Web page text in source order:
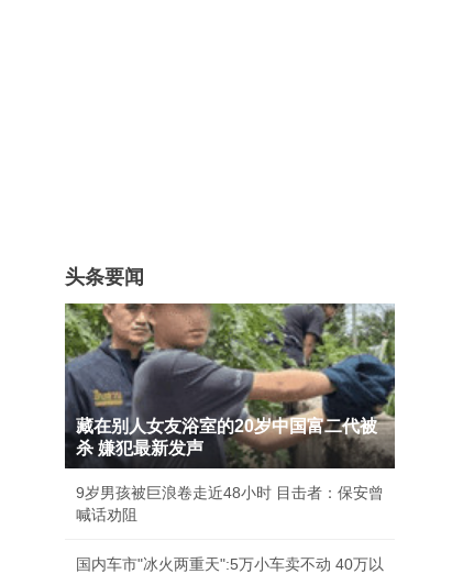
头条要闻
藏在别人女友浴室的20岁中国富二代被
杀 嫌犯最新发声
9岁男孩被巨浪卷走近48小时 目击者：保安曾
喊话劝阻
国内车市"冰火两重天":5万小车卖不动 40万以